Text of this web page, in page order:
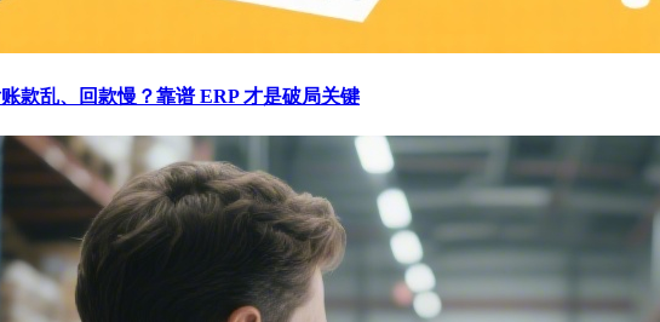
款乱、回款慢？靠谱 ERP 才是破局关键